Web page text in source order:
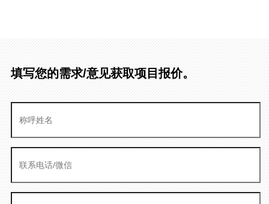
填写您的需求/意见获取项目报价。